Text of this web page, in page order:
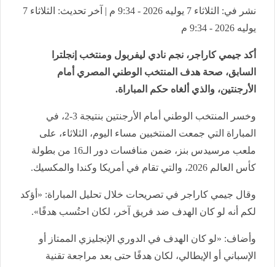
نشر في: الثلاثاء 7 يوليه 2026 - 9:34 م | آخر تحديث: الثلاثاء 7
يوليه 2026 - 9:34 م
أكد جيمي كاراجر، نجم نادي ليفربول ومنتخب إنجلترا
السابق، صحة هدف المنتخب الوطني المصري أمام
الأرجنتين، والذي ألغاه حكم المباراة.
وخسر المنتخب الوطني أمام الأرجنتين بنتيجة 3-2، في
المباراة التي جمعت المنتخبين مساء اليوم، الثلاثاء، على
ملعب مرسيدس بنز، ضمن منافسات دور الـ16 من بطولة
كأس العالم 2026، والتي تقام في أمريكا وكندا والمكسيك.
وقال جيمي كاراجر في تصريحات خلال تحليل المباراة: «أؤكد
لكم أنه لو كان الهدف ضد فريق آخر، لكان احتُسب هدفًا».
وأضاف: «لو كان الهدف في الدوري الإنجليزي الممتاز أو
الإسباني أو الإيطالي، لكان هدفًا حتى بعد مراجعة تقنية